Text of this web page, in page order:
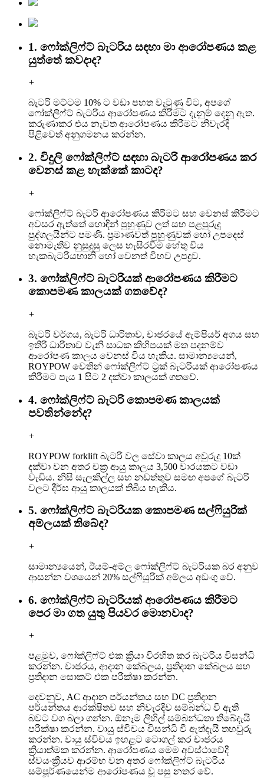
1. ෆෝක්ලිෆ්ට් බැටරිය සඳහා මා ආරෝපණය කළ
යුත්තේ කවදාද?
+
බැටරි මට්ටම 10% ට වඩා පහත වැටුණු විට, අපගේ
ෆෝක්ලිෆ්ට් බැටරිය ආරෝපණය කිරීමට දැනුම් දෙනු ඇත.
කරුණාකර එය නැවත ආරෝපණය කිරීමට නිවැරදි
පිළිවෙත් අනුගමනය කරන්න.
2. විදුලි ෆෝක්ලිෆ්ට් සඳහා බැටරි ආරෝපණය කර
වෙනස් කළ හැක්කේ කාටද?
+
ෆෝක්ලිෆ්ට් බැටරි ආරෝපණය කිරීමට සහ වෙනස් කිරීමට
අවසර ඇත්තේ හොඳින් පුහුණුව ලත් සහ පළපුරුදු
පුද්ගලයින්ට පමණි. ප්‍රමාණවත් පුහුණුවක් හෝ උපදෙස්
නොමැතිව නුසුදුසු ලෙස හැසිරවීම හේතු විය
හැකබැටරියහානි හෝ වෙනත් විභව උපද්‍රව.
3. ෆෝක්ලිෆ්ට් බැටරියක් ආරෝපණය කිරීමට
කොපමණ කාලයක් ගතවේද?
+
බැටරි වර්ගය, බැටරි ධාරිතාව, චාජරයේ ඇම්පියර් අගය සහ
ඉතිරි ධාරිතාව වැනි සාධක කිහිපයක් මත පදනම්ව
ආරෝපණ කාලය වෙනස් විය හැකිය. සාමාන්‍යයෙන්,
ROYPOW වෙතින් ෆෝක්ලිෆ්ට් ට්‍රක් බැටරියක් ආරෝපණය
කිරීමට පැය 1 සිට 2 දක්වා කාලයක් ගතවේ.
4. ෆෝක්ලිෆ්ට් බැටරි කොපමණ කාලයක්
පවතින්නේද?
+
ROYPOW forklift බැටරි වල සේවා කාලය අවුරුදු 10ක්
දක්වා වන අතර චක්‍ර ආයු කාලය 3,500 වාරයකට වඩා
වැඩිය. නිසි සැලකිල්ල සහ නඩත්තුව සමඟ අපගේ බැටරි
වලට දීර්ඝ ආයු කාලයක් තිබිය හැකිය.
5. ෆෝක්ලිෆ්ට් බැටරියක කොපමණ සල්ෆියුරික්
අම්ලයක් තිබේද?
+
සාමාන්‍යයෙන්, ඊයම්-අම්ල ෆෝක්ලිෆ්ට් බැටරියක බර අනුව
ආසන්න වශයෙන් 20% සල්ෆියුරික් අම්ලය අඩංගු වේ.
6. ෆෝක්ලිෆ්ට් බැටරියක් ආරෝපණය කිරීමට
පෙර මා ගත යුතු පියවර මොනවාද?
+
පළමුව, ෆෝක්ලිෆ්ට් එක ක්‍රියා විරහිත කර බැටරිය විසන්ධි
කරන්න. චාජරය, ආදාන කේබලය, ප්‍රතිදාන කේබලය සහ
ප්‍රතිදාන සොකට් එක පරීක්ෂා කරන්න.
දෙවනුව, AC ආදාන පර්යන්තය සහ DC ප්‍රතිදාන
පර්යන්තය ආරක්ෂිතව සහ නිවැරදිව සම්බන්ධ වී ඇති
බවට වග බලා ගන්න. ඕනෑම ලිහිල් සම්බන්ධතා තිබේදැයි
පරීක්ෂා කරන්න. වායු ස්විචය විසන්ධි වී ඇත්දැයි තහවුරු
කරන්න. වායු ස්විචය ඉහළට ටොගල් කර චාජරය
ක්‍රියාත්මක කරන්න. ආරෝපණය මෙම අවස්ථාවේදී
ස්වයංක්‍රීයව ආරම්භ වන අතර ෆෝක්ලිෆ්ට් බැටරිය
සම්පූර්ණයෙන්ම ආරෝපණය වූ පසු නතර වේ.